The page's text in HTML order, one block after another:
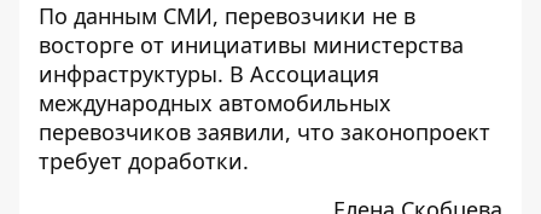
По данным СМИ, перевозчики не в
восторге от инициативы министерства
инфраструктуры. В Ассоциация
международных автомобильных
перевозчиков заявили, что законопроект
требует доработки.